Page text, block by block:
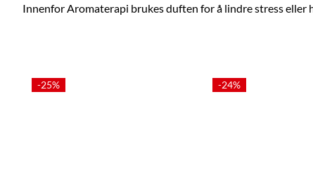
Innenfor Aromaterapi brukes duften for å lindre stress eller
-25% -24%